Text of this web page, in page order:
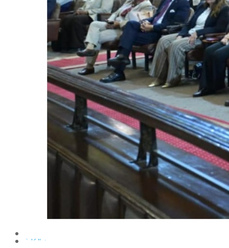
أمراض النبات
الإنتاج الحيواني
بساتين الزينة
بساتين الفاكهة
الحشرات الإقتصادية والمبيدات
الحيوان والنيماتولوجيا الزراعية
الخضر
الصناعات الغذائية
الكيميـــاء الحيوية
النبات الزراعى
المحاصيل
الميكروبيولوجيا الزراعية
الهندسة الزراعية
الوراثة
البرامج التعليمية
برامج اللغة العربية
برامج اللغة الانجليزية
عن الكلية